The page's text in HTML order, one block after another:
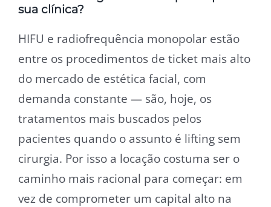
sua clínica?
HIFU e radiofrequência monopolar estão
entre os procedimentos de ticket mais alto
do mercado de estética facial, com
demanda constante — são, hoje, os
tratamentos mais buscados pelos
pacientes quando o assunto é lifting sem
cirurgia. Por isso a locação costuma ser o
caminho mais racional para começar: em
vez de comprometer um capital alto na